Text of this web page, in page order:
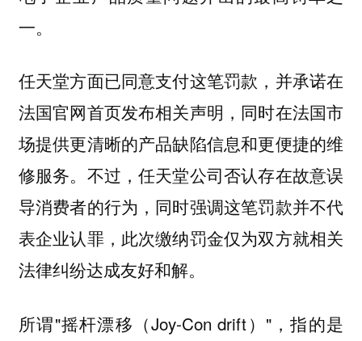
一。
任天堂方面已同意支付这笔罚款，并承诺在
法国官网首页发布相关声明，同时在法国市
场提供更清晰的产品缺陷信息和更便捷的维
修服务。不过，任天堂公司否认存在故意误
导消费者的行为，同时强调这笔罚款并不代
表企业认罪，此次缴纳罚金仅为双方就相关
法律纠纷达成友好和解。
所谓"摇杆漂移（Joy-Con drift）"，指的是